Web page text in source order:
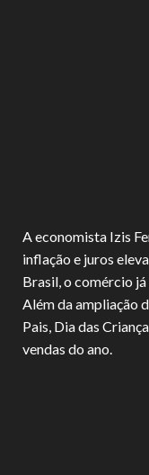
A economista Izis
inflação e juros
Brasil, o comércio já
Além da ampliação
Pais, Dia das
vendas do ano.